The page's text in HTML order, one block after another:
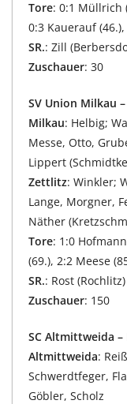
Tore: 0:1 Müllrich
0:3 Kauerauf
SR.: Zill
Zuschauer: 30
SV Union Milkau
Milkau: Helbig;
Messe, Otto,
Lippert
Zettlitz: Winkler;
Lange, Morgner,
Näther
Tore: 1:0
(69.), 2:2 Meese
SR.: Rost (Rochlitz)
Zuschauer: 150
SC Altmittweida
Altmittweida:
Schwerdtfeger,
Göbler, Scholz